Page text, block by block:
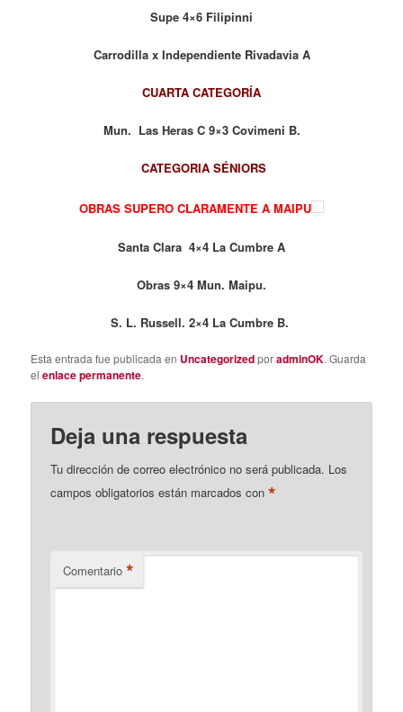
Supe 4×6 Filipinni
Carrodilla x Independiente Rivadavia A
CUARTA CATEGORÍA
Mun. Las Heras C 9×3 Covimeni B.
CATEGORIA SÉNIORS
OBRAS SUPERO CLARAMENTE A MAIPU
Santa Clara 4×4 La Cumbre A
Obras 9×4 Mun. Maipu.
S. L. Russell. 2×4 La Cumbre B.
Esta entrada fue publicada en UncategorizedporadminOK. Guarda
elenlace permanente.
Deja una respuesta
Tu dirección de correo electrónico no será publicada. Los
campos obligatorios están marcados con*
Comentario *